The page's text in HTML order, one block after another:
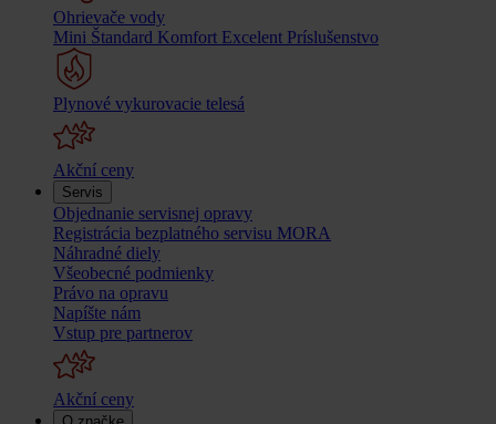
Ohrievače vody
Mini Štandard Komfort Excelent Príslušenstvo
Plynové vykurovacie telesá
Akční ceny
Servis
Objednanie servisnej opravy
Registrácia bezplatného servisu MORA
Náhradné diely
Všeobecné podmienky
Právo na opravu
Napíšte nám
Vstup pre partnerov
Akční ceny